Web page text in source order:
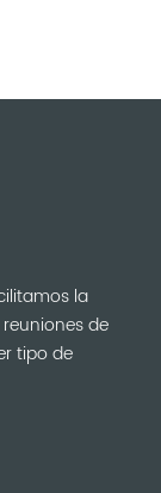
la
de
tipo de